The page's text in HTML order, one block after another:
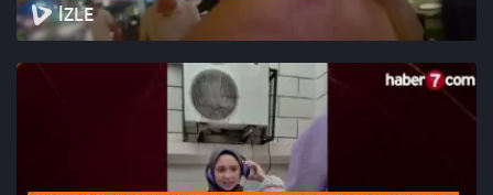
İZLE